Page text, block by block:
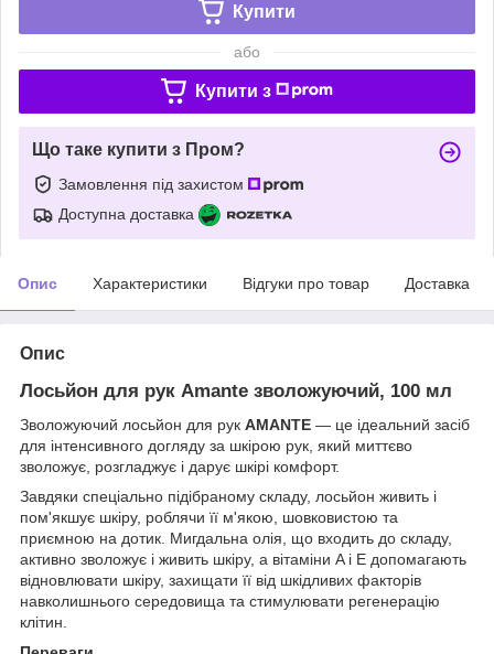
Купити
або
Купити з
Що таке купити з Пром?
Замовлення під захистом
Доступна доставка
Опис Характеристики Відгуки про товар Доставка
Опис
Лосьйон для рук Amante зволожуючий, 100 мл
Зволожуючий лосьйон для рук AMANTE — це ідеальний засіб
для інтенсивного догляду за шкірою рук, який миттєво
зволожує, розгладжує і дарує шкірі комфорт.
Завдяки спеціально підібраному складу, лосьйон живить і
пом'якшує шкіру, роблячи її м'якою, шовковистою та
приємною на дотик. Мигдальна олія, що входить до складу,
активно зволожує і живить шкіру, а вітаміни A і E допомагають
відновлювати шкіру, захищати її від шкідливих факторів
навколишнього середовища та стимулювати регенерацію
клітин.